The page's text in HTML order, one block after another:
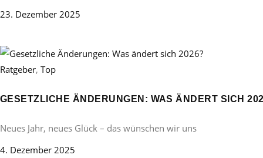
23. Dezember 2025
Ratgeber, Top
GESETZLICHE ÄNDERUNGEN: WAS ÄNDERT SICH
Neues Jahr, neues Glück – das wünschen wir uns
4. Dezember 2025